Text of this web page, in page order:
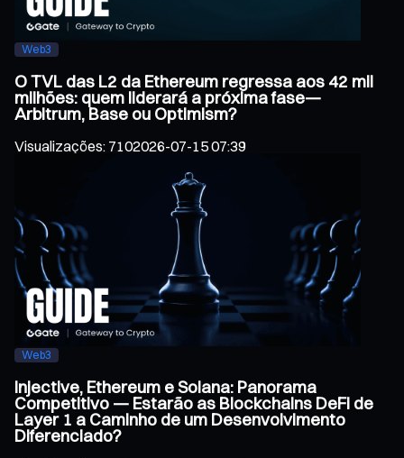
Web3
O TVL das L2 da Ethereum regressa aos 42 mil
milhões: quem liderará a próxima fase—
Arbitrum, Base ou Optimism?
Visualizações: 7102026-07-15 07:39
Web3
Injective, Ethereum e Solana: Panorama
Competitivo — Estarão as Blockchains DeFi de
Layer 1 a Caminho de um Desenvolvimento
Diferenciado?